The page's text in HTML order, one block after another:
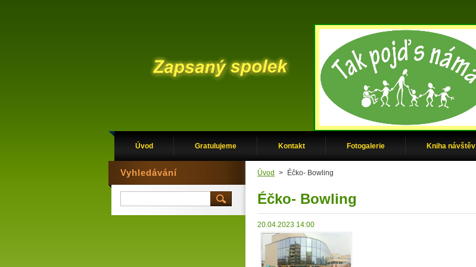
Úvod Gratulujeme Kontakt Fotogalerie Kniha návštěv
Úvod > Éčko- Bowling
Éčko- Bowling
20.04.2023 14:00
Vyhledávání